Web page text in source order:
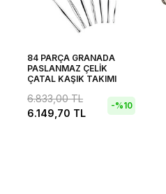
84 PARÇA GRANADA
PASLANMAZ ÇELİK
ÇATAL KAŞIK TAKIMI
6.833,00TL
6.149,70 TL
-%10